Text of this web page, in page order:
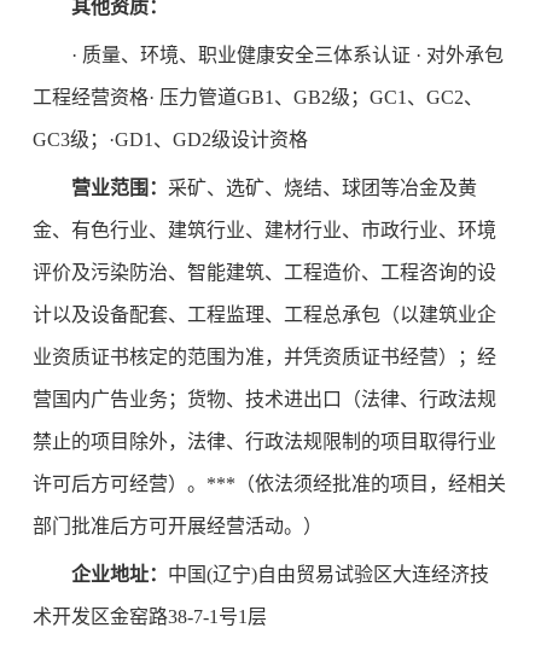
其他资质：
· 质量、环境、职业健康安全三体系认证 · 对外承包
工程经营资格· 压力管道GB1、GB2级；GC1、GC2、
GC3级；·GD1、GD2级设计资格
营业范围： 采矿、选矿、烧结、球团等冶金及黄
金、有色行业、建筑行业、建材行业、市政行业、环境
评价及污染防治、智能建筑、工程造价、工程咨询的设
计以及设备配套、工程监理、工程总承包（以建筑业企
业资质证书核定的范围为准，并凭资质证书经营）；经
营国内广告业务；货物、技术进出口（法律、行政法规
禁止的项目除外，法律、行政法规限制的项目取得行业
许可后方可经营）。***（依法须经批准的项目，经相关
部门批准后方可开展经营活动。）
企业地址： 中国(辽宁)自由贸易试验区大连经济技
术开发区金窑路38-7-1号1层